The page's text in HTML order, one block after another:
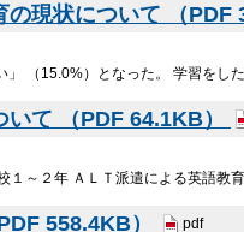
の現状について （PDF
」 （15.0%）となった。 学習を
いて （PDF 64.1KB）
１～２年 ＡＬＴ派遣による英語
558.4KB） pdf